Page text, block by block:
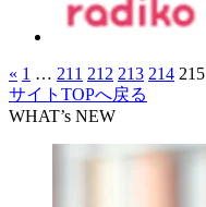
« 1 … 211 212 213 214 215
サイトTOPへ戻る
WHAT’s NEW